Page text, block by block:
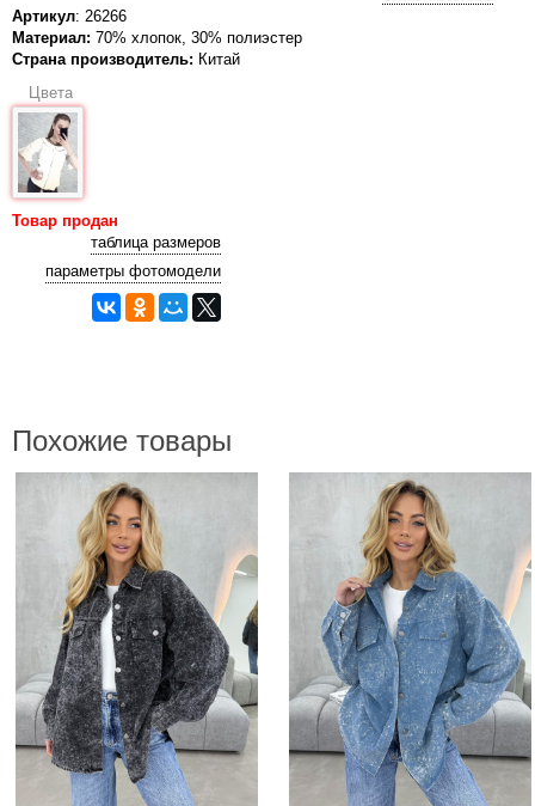
Артикул: 26266
Материал: 70% хлопок, 30% полиэстер
Страна производитель: Китай
Цвета
Товар продан
таблица размеров
параметры фотомодели
Похожие товары